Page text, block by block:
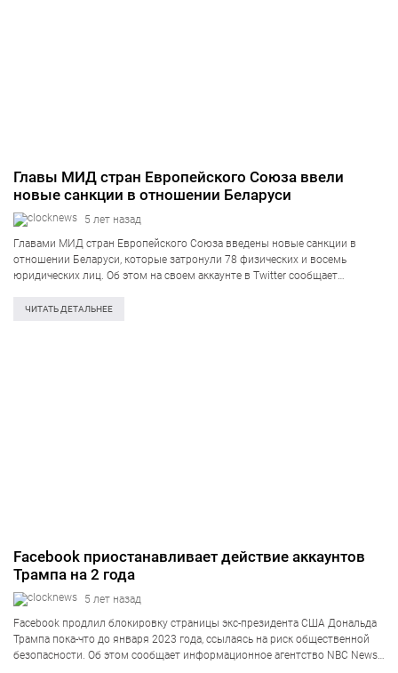
Главы МИД стран Европейского Союза ввели
новые санкции в отношении Беларуси
5 лет назад
Главами МИД стран Европейского Союза введены новые санкции в
отношении Беларуси, которые затронули 78 физических и восемь
юридических лиц. Об этом на своем аккаунте в Twitter сообщает
освещение темы политики ЕС в отношении…
ЧИТАТЬ ДЕТАЛЬНЕЕ
Facebook приостанавливает действие аккаунтов
Трампа на 2 года
5 лет назад
Facebook продлил блокировку страницы экс-президента США Дональда
Трампа пока-что до января 2023 года, ссылаясь на риск общественной
безопасности. Об этом сообщает информационное агентство NBC News